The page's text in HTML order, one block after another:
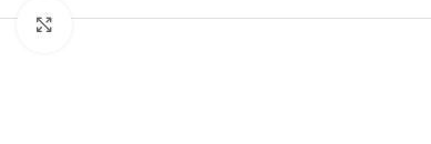
Klik om te vergroten